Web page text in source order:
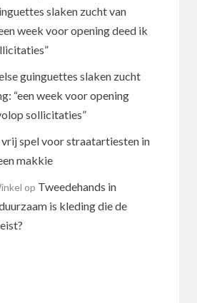
slaken zucht van
week voor opening deed ik
guinguettes slaken zucht
“een week voor opening
sollicitaties”
vrij spel voor straatartiesten in
makkie
op Tweedehands in
is kleding die de